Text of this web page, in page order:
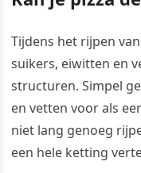
Tijdens het rijpen
suikers, eiwitten en
structuren. Simpel
en vetten voor als
niet lang genoeg
een hele ketting